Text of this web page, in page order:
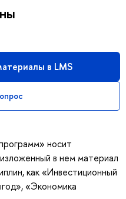
в LMS
носит
в нем материал
как «Инвестиционный
«Экономика